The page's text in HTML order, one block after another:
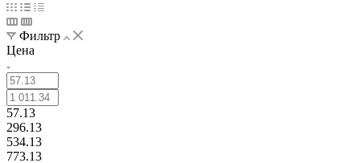
Фильтр
Цена
57.13
296.13
534.13
773.13